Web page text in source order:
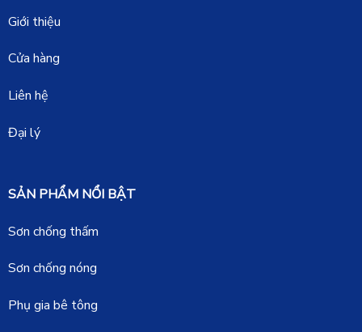
Giới thiệu
Cửa hàng
Liên hệ
Đại lý
SẢN PHẨM NỔI BẬT
Sơn chống thấm
Sơn chống nóng
Phụ gia bê tông